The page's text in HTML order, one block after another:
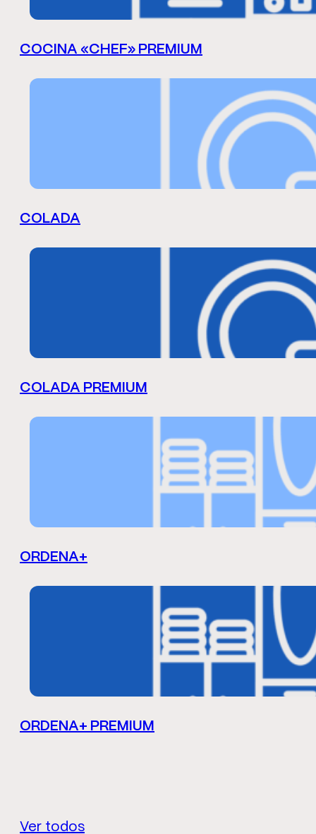
COCINA «CHEF» PREMIUM
COLADA
COLADA PREMIUM
ORDENA+
ORDENA+ PREMIUM
Ver todos